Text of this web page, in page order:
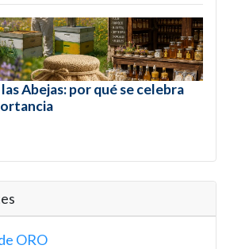
Abejas: por qué se celebra
ORO